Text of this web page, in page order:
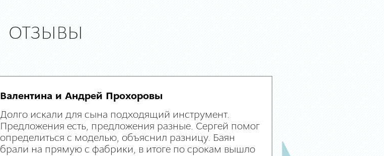
ОТЗЫВЫ
Валентина и Андрей Прохоровы
Долго искали для сына подходящий инструмент.
Предложения есть, предложения разные. Сергей помог
определиться с моделью, объяснил разницу. Баян
брали на прямую с фабрики, в итоге по срокам вышло